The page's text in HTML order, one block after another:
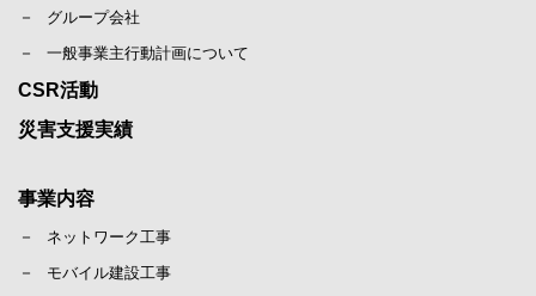
グループ会社
一般事業主行動計画について
CSR活動
災害支援実績
事業内容
ネットワーク工事
モバイル建設工事